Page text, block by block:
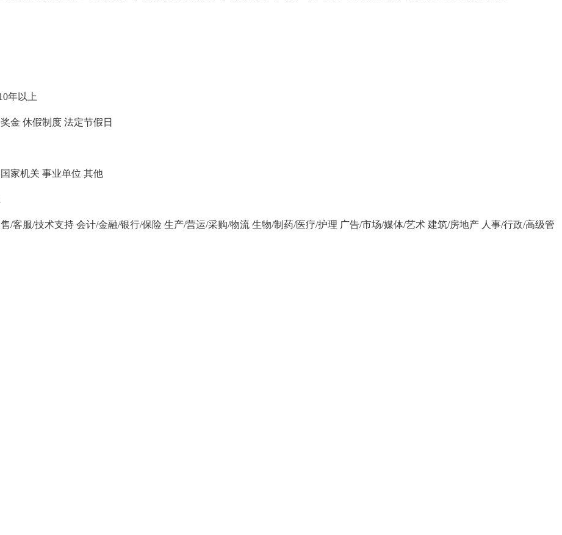
年以上
金 休假制度 法定节假日
国家机关 事业单位 其他
/客服/技术支持 会计/金融/银行/保险 生产/营运/采购/物流 生物/制药/医疗/护理 广告/市场/媒体/艺术 建筑/房地产 人事/行政/高级管